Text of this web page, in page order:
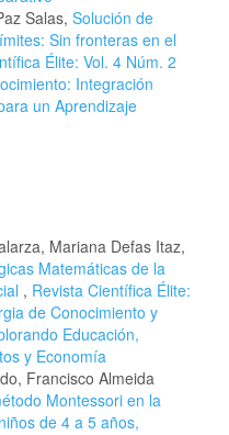
Salas, Solución de
Sin fronteras en el
Élite: Vol. 4 Núm. 2
Integración
un Aprendizaje
Mariana Defas Itaz,
Matemáticas de la
, Revista Científica Élite:
de Conocimiento y
Educación,
y Economía
Francisco Almeida
Montessori en la
de 4 a 5 años,